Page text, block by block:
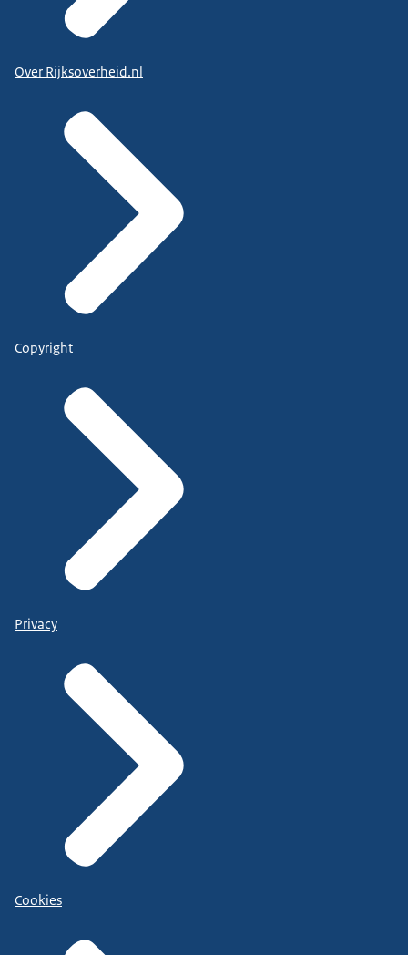
Over Rijksoverheid.nl
Copyright
Privacy
Cookies